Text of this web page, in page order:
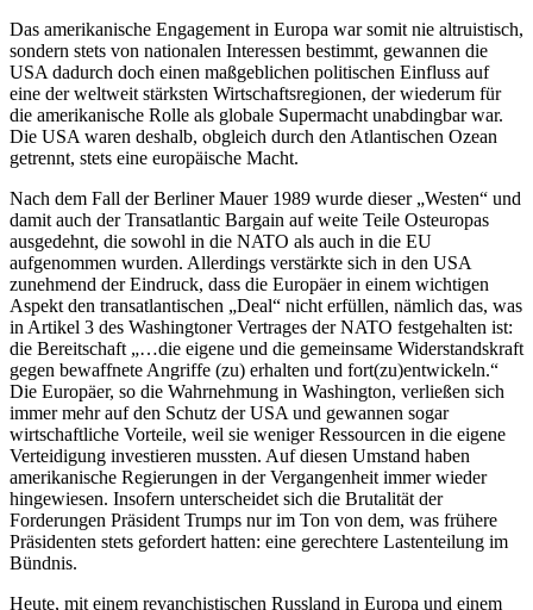
Das amerikanische Engagement in Europa war somit nie altruistisch,
sondern stets von nationalen Interessen bestimmt, gewannen die
USA dadurch doch einen maßgeblichen politischen Einfluss auf
eine der weltweit stärksten Wirtschaftsregionen, der wiederum für
die amerikanische Rolle als globale Supermacht unabdingbar war.
Die USA waren deshalb, obgleich durch den Atlantischen Ozean
getrennt, stets eine europäische Macht.
Nach dem Fall der Berliner Mauer 1989 wurde dieser „Westen“ und
damit auch der Transatlantic Bargain auf weite Teile Osteuropas
ausgedehnt, die sowohl in die NATO als auch in die EU
aufgenommen wurden. Allerdings verstärkte sich in den USA
zunehmend der Eindruck, dass die Europäer in einem wichtigen
Aspekt den transatlantischen „Deal“ nicht erfüllen, nämlich das, was
in Artikel 3 des Washingtoner Vertrages der NATO festgehalten ist:
die Bereitschaft „…die eigene und die gemeinsame Widerstandskraft
gegen bewaffnete Angriffe (zu) erhalten und fort(zu)entwickeln.“
Die Europäer, so die Wahrnehmung in Washington, verließen sich
immer mehr auf den Schutz der USA und gewannen sogar
wirtschaftliche Vorteile, weil sie weniger Ressourcen in die eigene
Verteidigung investieren mussten. Auf diesen Umstand haben
amerikanische Regierungen in der Vergangenheit immer wieder
hingewiesen. Insofern unterscheidet sich die Brutalität der
Forderungen Präsident Trumps nur im Ton von dem, was frühere
Präsidenten stets gefordert hatten: eine gerechtere Lastenteilung im
Bündnis.
Heute, mit einem revanchistischen Russland in Europa und einem